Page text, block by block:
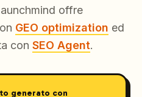
offre
GEO optimization ed
con SEO Agent.
generato con